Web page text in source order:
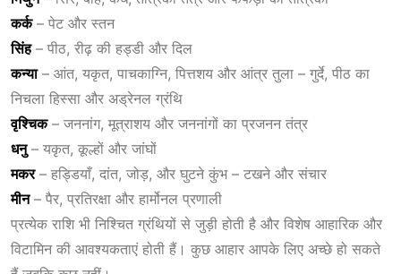
कर्क– पेट और स्तन
सिंह– पीठ, रीढ़ की हड्डी और दिल
कन्या– आंत, यकृत, पाचकाग्नि, पित्तशय और आंत्र तुला – गुर्दे, पीठ का
निचला हिस्सा और अड्रेनल ग्रंथि
वृश्चिक– जननांग, मूत्राशय और जननांगों का प्रजनन तंत्र
धनु– यकृत, कूल्हों और जांघों
मकर– हड्डियाँ, दांत, जोड़, और घुटने कुंभ – टखने और संचार
मीन– पैर, प्रतिरक्षा और हार्मोनल प्रणाली
प्रत्येक राशि भी निश्चित ग्रंथियों से जुड़ी होती है और विशेष आहारिक और
विटामिन की आवश्यकताएं होती हैं। कुछ आहार आपके लिए अच्छे हो सकते